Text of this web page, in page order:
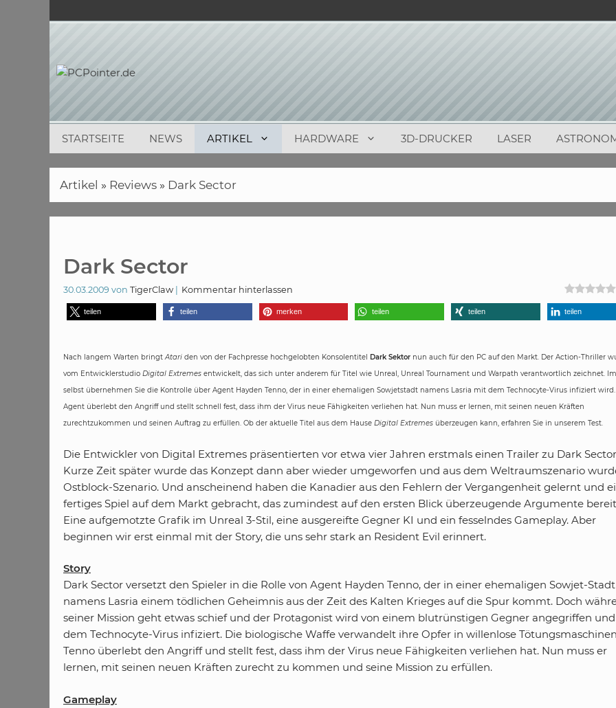
Inhalt
STARTSEITE NEWS ARTIKEL HARDWARE 3D-DRUCKER LASER
Artikel » Reviews » Dark Sector
Dark Sector
30.03.2009 von TigerClaw Kommentar hinterlassen
teilen teilen merken teilen teilen teilen
Nach langem Warten bringtAtari den von der Fachpresse hochgelobten Konsolentitel Dark Sektor nun auch für den PC auf den Markt. Der Action-Thriller
vom Entwicklerstudio Digital Extremes entwickelt, das sich unter anderem für Titel wie Unreal, Unreal Tournament und Warpath verantwortlich zeichnet. Im
selbst übernehmen Sie die Kontrolle über Agent Hayden Tenno, der in einer ehemaligen Sowjetstadt namens Lasria mit dem Technocyte-Virus infiziert
Agent überlebt den Angriff und stellt schnell fest, dass ihm der Virus neue Fähigkeiten verliehen hat. Nun muss er lernen, mit seinen neuen Kräften
zurechtzukommen und seinen Auftrag zu erfüllen. Ob der aktuelle Titel aus dem Hause Digital Extremes überzeugen kann, erfahren Sie in unserem Test.
Die Entwickler von Digital Extremes präsentierten vor etwa vier Jahren erstmals einen Trailer zu Dark
Kurze Zeit später wurde das Konzept dann aber wieder umgeworfen und aus dem Weltraumszenario
Ostblock-Szenario. Und anscheinend haben die Kanadier aus den Fehlern der Vergangenheit gelernt und
fertiges Spiel auf dem Markt gebracht, das zumindest auf den ersten Blick überzeugende Argumente
Eine aufgemotzte Grafik im Unreal 3-Stil, eine ausgereifte Gegner KI und ein fesselndes Gameplay. Aber
beginnen wir erst einmal mit der Story, die uns sehr stark an Resident Evil erinnert.
Story
Dark Sector versetzt den Spieler in die Rolle von Agent Hayden Tenno, der in einer ehemaligen Sowjet-Stadt
namens Lasria einem tödlichen Geheimnis aus der Zeit des Kalten Krieges auf die Spur kommt. Doch
seiner Mission geht etwas schief und der Protagonist wird von einem blutrünstigen Gegner angegriffen
dem Technocyte-Virus infiziert. Die biologische Waffe verwandelt ihre Opfer in willenlose
Tenno überlebt den Angriff und stellt fest, dass ihm der Virus neue Fähigkeiten verliehen hat. Nun muss er
lernen, mit seinen neuen Kräften zurecht zu kommen und seine Mission zu erfüllen.
Gameplay